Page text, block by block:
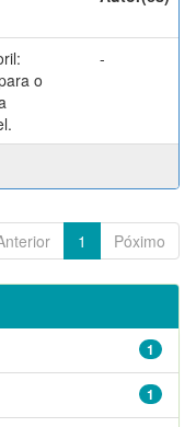
o
-
1 Póximo
1
1